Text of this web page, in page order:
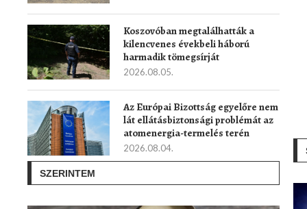
Koszovóban megtalálhatták a
kilencvenes évekbeli háború
harmadik tömegsírját
2026.08.05.
Az Európai Bizottság egyelőre nem
lát ellátásbiztonsági problémát az
atomenergia-termelés terén
2026.08.04.
SZERINTEM